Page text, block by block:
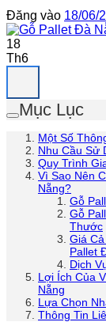
Đăng vào 18/06/
18
Th6
Mục Lục
Một Số
Nhu Cầu Sử
Quy Trình
Vì Sao Nên
Nẵng?
Gỗ
Gỗ
Thước
Giá
Pallet
Dịch
Lợi Ích Của
Nẵng
Lựa Chọn
Thông Tin